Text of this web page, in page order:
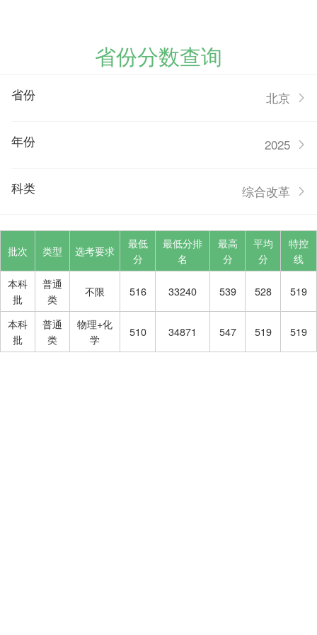
省份分数查询
省份 北京
年份 2025
科类 综合改革
批次 类型 选考要求
最低
分
最低分排
名
最高
分
平均
分
特控
线
本科
批
普通
类
不限 516 33240 539 528 519
本科
批
普通
类
物理+化
学
510 34871 547 519 519